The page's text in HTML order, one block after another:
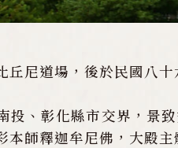
尼道場，後於民國八
投、彰化縣市交界，景
師釋迦牟尼佛，大殿